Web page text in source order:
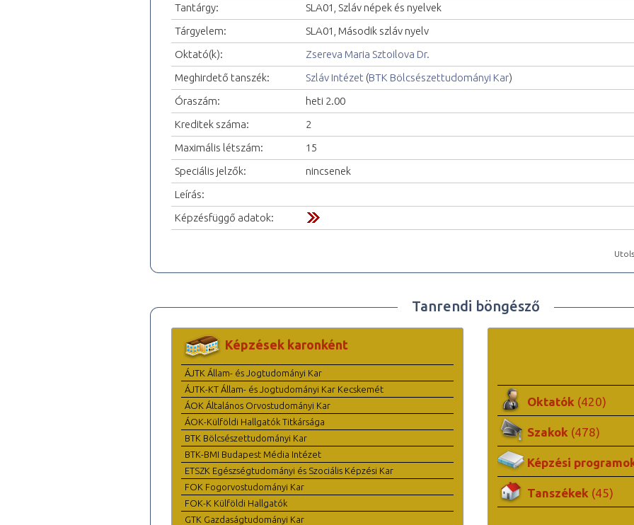
Tantárgy:
SLA01, Szláv népek és nyelvek
Tárgyelem:
SLA01, Második szláv nyelv
Oktató(k):
Zsereva Maria Sztoilova Dr.
Meghirdető tanszék:
Szláv Intézet (BTK Bölcsészettudományi Kar)
Óraszám:
heti 2.00
Kreditek száma:
2
Maximális létszám:
15
Speciális jelzők:
nincsenek
Leírás:
Képzésfüggő adatok:
Tanrendi böngésző
Képzések karonként
ÁJTK Állam- és Jogtudományi Kar
ÁJTK-KT Állam- és Jogtudományi Kar Kecskemét
ÁOK Általános Orvostudományi Kar
ÁOK-Külföldi Hallgatók Titkársága
BTK Bölcsészettudományi Kar
BTK-BMI Budapest Média Intézet
ETSZK Egészségtudományi és Szociális Képzési Kar
FOK Fogorvostudományi Kar
FOK-K Külföldi Hallgatók
GTK Gazdaságtudományi Kar
Oktatók (420)
Szakok (478)
Képzési
Tanszékek (45)